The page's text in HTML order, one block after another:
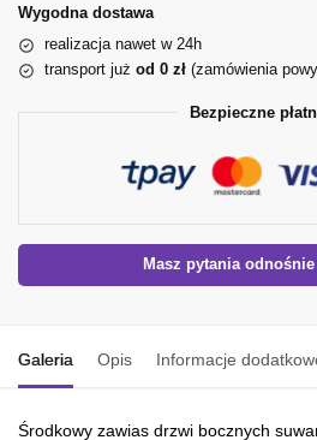
Wygodna dostawa
realizacja nawet w 24h
transport już od 0 zł (zamówienia
Bezpieczne
Masz pytania
Galeria Opis Informacje
Środkowy zawias drzwi bocznych